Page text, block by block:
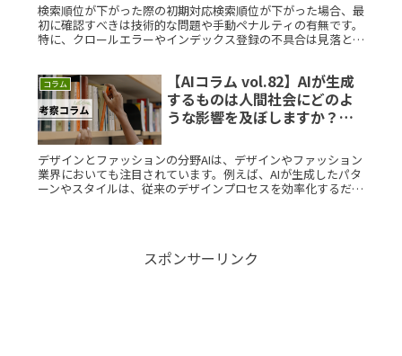
検索順位が下がった際の初期対応検索順位が下がった場合、最
初に確認すべきは技術的な問題や手動ペナルティの有無です。
特に、クロールエラーやインデックス登録の不具合は見落とさ
コラム
【AIコラム vol.82】AIが生成
するものは人間社会にどのよ
うな影響を及ぼしますか？素
デザインとファッションの分野AIは、デザインやファッション
業界においても注目されています。例えば、AIが生成したパタ
ーンやスタイルは、従来のデザインプロセスを効率化するだけ
スポンサーリンク